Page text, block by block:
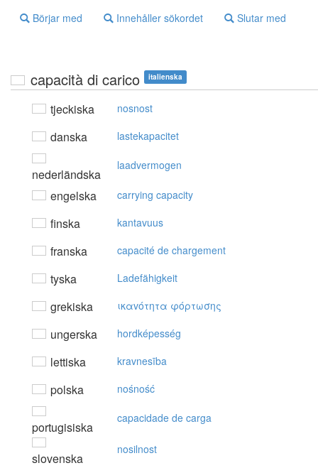
Börjar med Innehåller sökordet Slutar med
capacità di carico italienska
tjeckiska nosnost
danska lastekapacitet
nederländska
laadvermogen
engelska carrying capacity
finska kantavuus
franska capacité de chargement
tyska Ladefähigkeit
grekiska ικαvότητα φόρτωσης
ungerska hordképesség
lettiska kravnesība
polska nośność
portugisiska
capacidade de carga
slovenska
nosilnost